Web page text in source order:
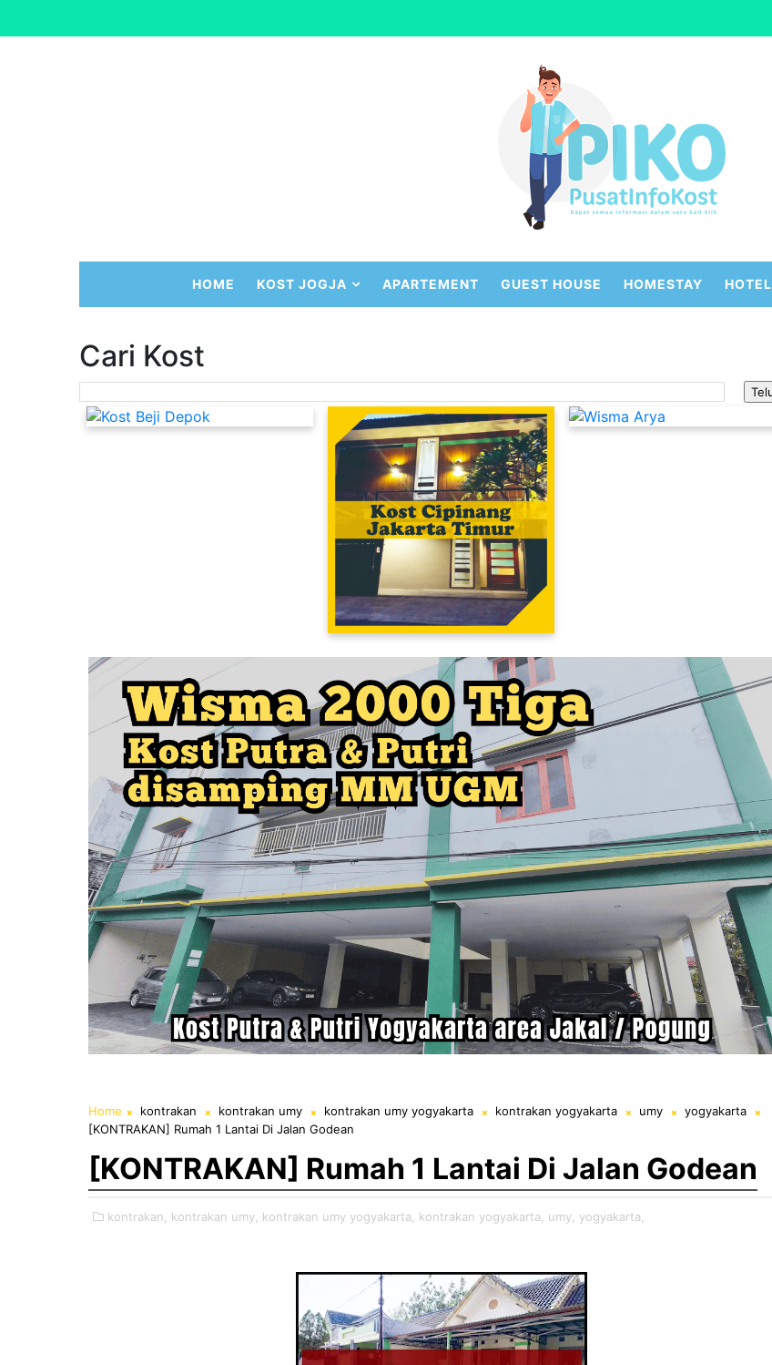
HOME KOST JOGJA APARTEMENT GUEST HOUSE HOMESTAY HOTEL
Cari Kost
Kost Putri Dekat UI Depok
Kost Cipinang Jakarta Timur
Kost Putra Murah Dekat UI Depok
Home kontrakan kontrakan umy kontrakan umy yogyakarta kontrakan yogyakarta umy
yogyakarta
[KONTRAKAN] Rumah 1 Lantai Di Jalan Godean
[KONTRAKAN] Rumah 1 Lantai Di Jalan Godean
kontrakan, kontrakan umy, kontrakan umy yogyakarta, kontrakan yogyakarta, umy, yogyakarta,